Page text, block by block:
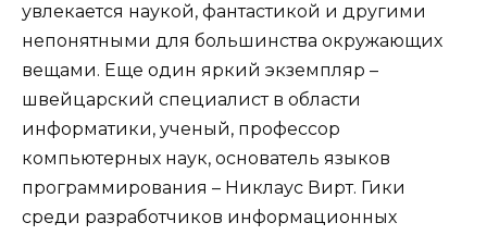
увлекается наукой, фантастикой и другими
непонятными для большинства окружающих
вещами. Еще один яркий экземпляр –
швейцарский специалист в области
информатики, ученый, профессор
компьютерных наук, основатель языков
программирования – Никлаус Вирт. Гики
среди разработчиков информационных